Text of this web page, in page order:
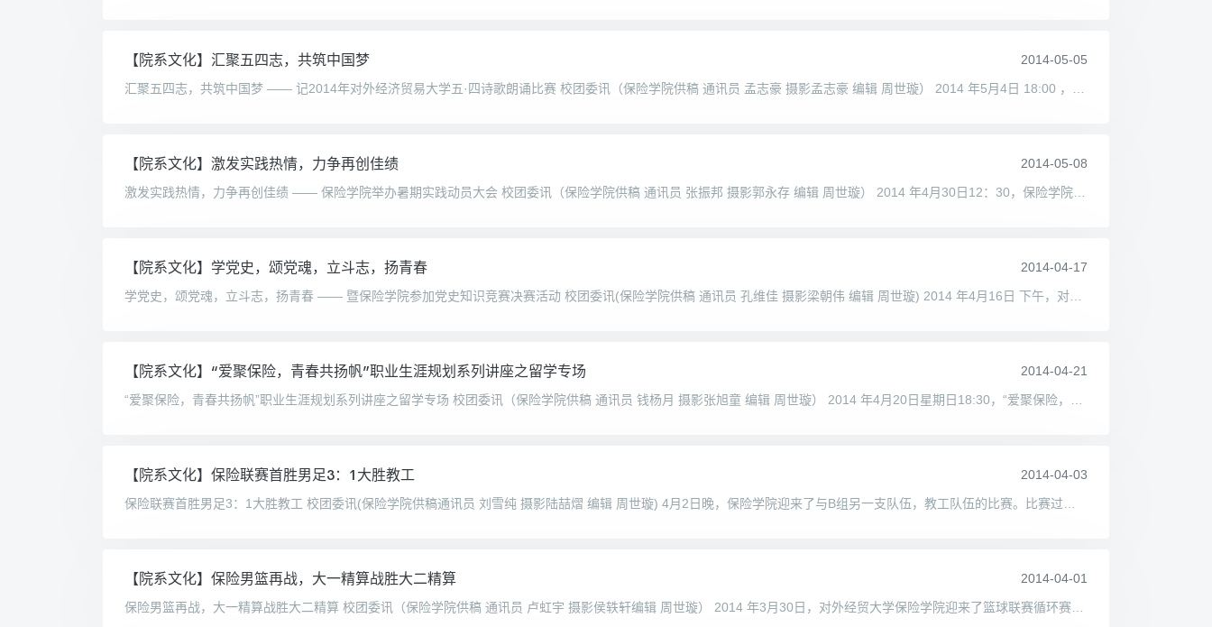
2014-05-05
【院系文化】汇聚五四志，共筑中国梦
2014-05-08
【院系文化】激发实践热情，力争再创佳绩
2014-04-17
【院系文化】学党史，颂党魂，立斗志，扬青春
2014-04-21
【院系文化】“爱聚保险，青春共扬帆”职业生涯规划系列讲座之留学专场
2014-04-03
【院系文化】保险联赛首胜男足3：1大胜教工
2014-04-01
【院系文化】保险男篮再战，大一精算战胜大二精算